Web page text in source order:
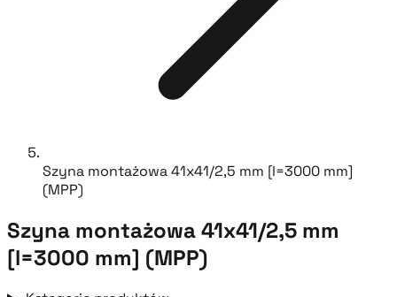
Szyna montażowa 41x41/2,5 mm [l=3000 mm]
(MPP)
Szyna montażowa 41x41/2,5 mm
[l=3000 mm] (MPP)